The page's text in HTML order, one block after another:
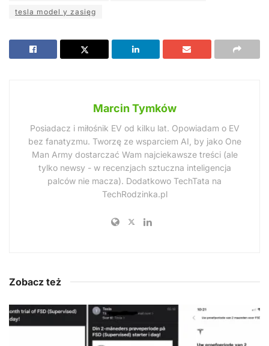
tesla model y zasięg
Marcin Tymków
Posiadacz i miłośnik EV od kilku lat. Opowiadam o EV
bez fanatyzmu. Tworzę ze wsparciem AI, by jako One
Man Army dostarczać Wam najciekawsze treści (ale
tylko newsy - w recenzjach sztuczna inteligencja
palców nie macza). Dodatkowo TechTata na
TechRodzinka.pl
Zobacz też